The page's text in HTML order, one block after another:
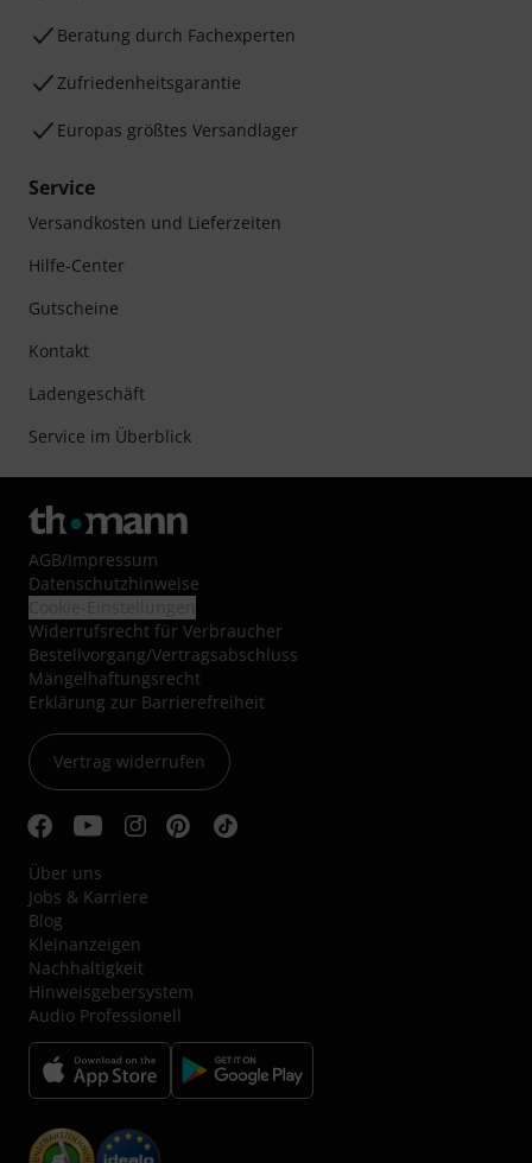
Beratung durch Fachexperten
Zufriedenheitsgarantie
Europas größtes Versandlager
Service
Versandkosten und Lieferzeiten
Hilfe-Center
Gutscheine
Kontakt
Ladengeschäft
Service im Überblick
AGB/Impressum
Datenschutzhinweise
Widerrufsrecht für Verbraucher
Bestellvorgang/Vertragsabschluss
Mängelhaftungsrecht
Erklärung zur Barrierefreiheit
Vertrag widerrufen
Über uns
Jobs & Karriere
Blog
Kleinanzeigen
Nachhaltigkeit
Hinweisgebersystem
Audio Professionell